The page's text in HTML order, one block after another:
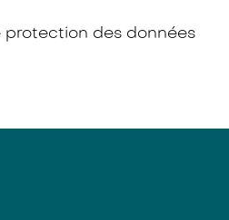
des données